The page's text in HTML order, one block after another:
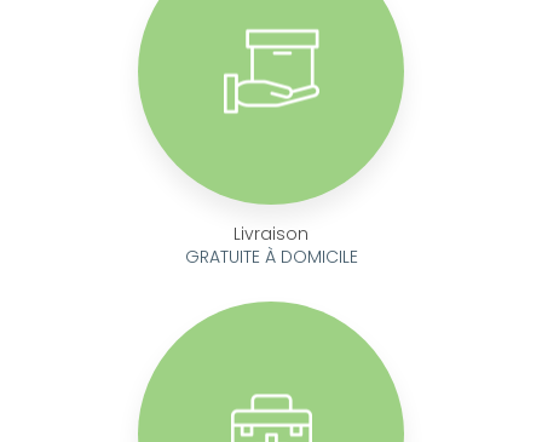
Livraison
GRATUITE À DOMICILE